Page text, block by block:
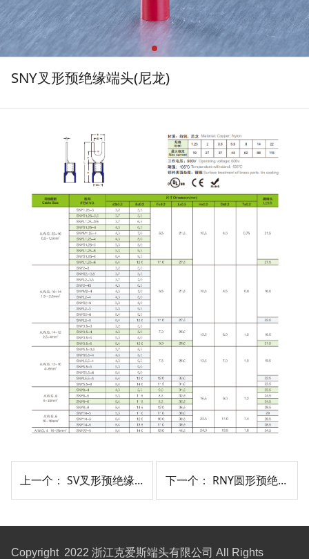
SNY叉形预绝缘端头(尼龙)
上一个：SV叉形预绝缘端头(TU-JTK型) 下一个： RNY圆形预绝缘端头(尼龙)
Copyright 2022 浙江克爱斯端头有限公司 All Rights